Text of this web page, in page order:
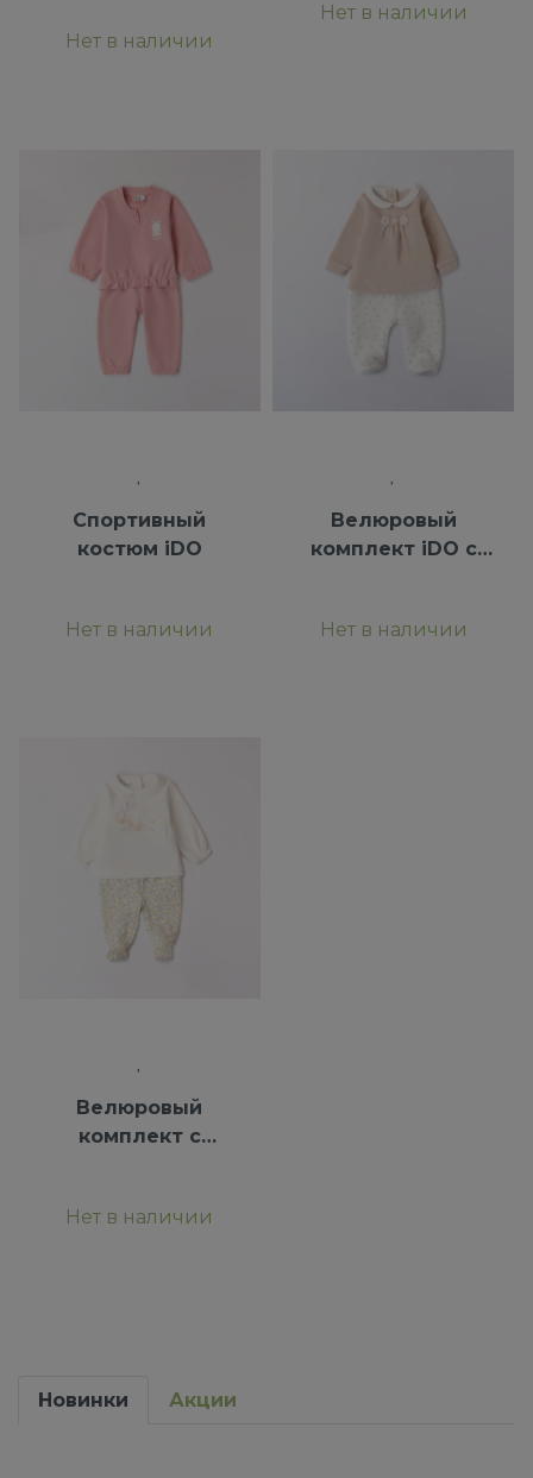
Нет в наличии
Нет в наличии
Спортивный
костюм iDO
Нет в наличии
Велюровый
комплект iDO с
Нет в наличии
Велюровый
комплект с
Нет в наличии
Новинки Акции